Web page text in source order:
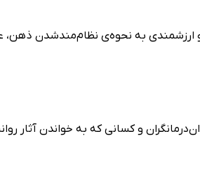
ارزشمندی به نحوه‌ی نظام‌مندشدن ذهن،
و کسانی که به خواندن آثار